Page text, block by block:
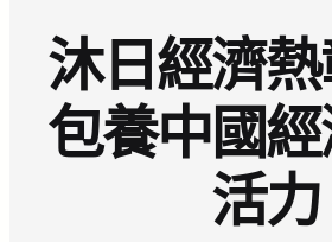
沐日經濟
包養中國
活力